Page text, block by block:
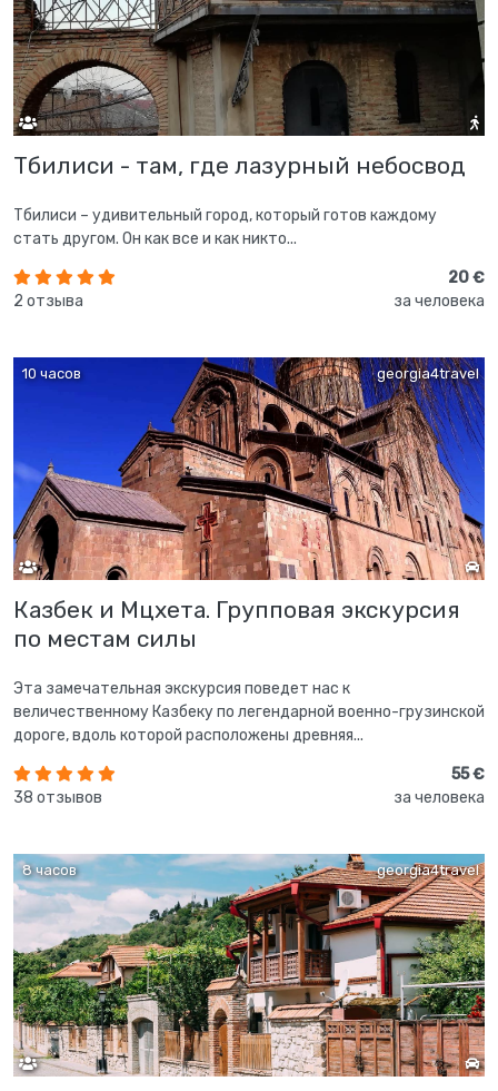
Тбилиси - там, где лазурный небосвод
Тбилиси – удивительный город, который готов каждому
стать другом. Он как все и как никто...
2 отзыва
20 €
за человека
georgia4travel
10 часов
Казбек и Мцхета. Групповая экскурсия
по местам силы
Эта замечательная экскурсия поведет нас к
величественному Казбеку по легендарной военно-грузинской
дороге, вдоль которой расположены древняя...
38 отзывов
55 €
за человека
georgia4travel
8 часов